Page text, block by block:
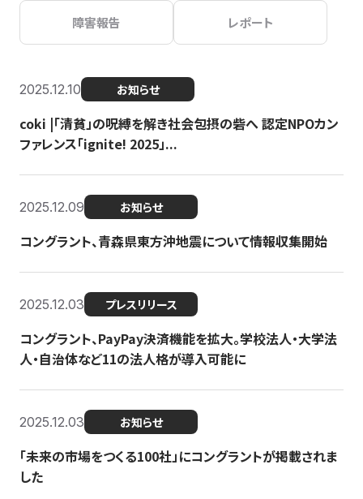
障害報告 レポート
2025.12.10 お知らせ
coki |「清貧」の呪縛を解き社会包摂の砦へ 認定NPOカン
ファレンス「ignite! 2025」...
2025.12.09 お知らせ
コングラント、青森県東方沖地震について情報収集開始
2025.12.03 プレスリリース
コングラント、PayPay決済機能を拡大。学校法人・大学法
人・自治体など11の法人格が導入可能に
2025.12.03 お知らせ
「未来の市場をつくる100社」にコングラントが掲載されま
した